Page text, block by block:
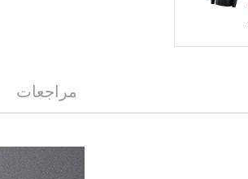
مراجعات